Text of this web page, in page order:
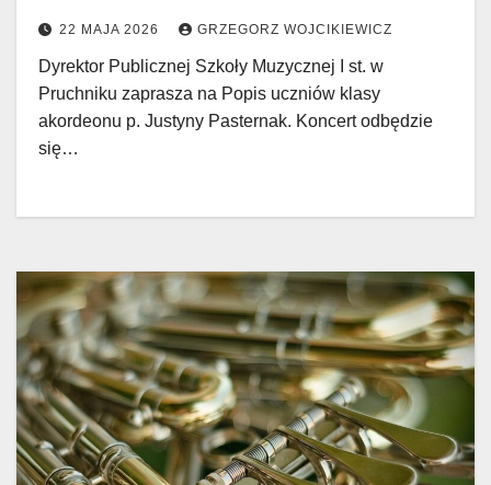
22 MAJA 2026 GRZEGORZ WOJCIKIEWICZ
Dyrektor Publicznej Szkoły Muzycznej I st. w
Pruchniku zaprasza na Popis uczniów klasy
akordeonu p. Justyny Pasternak. Koncert odbędzie
się…